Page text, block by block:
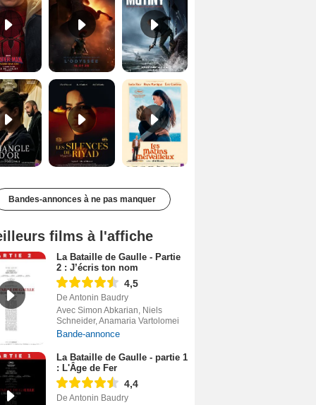
Les Silences de Riyad Bande-annonce VO STFR Les Matins merveilleux Bande-annonce VF
Bandes-annonces à ne pas manquer
films à l'affiche
La Bataille de Gaulle - Partie
2 : J’écris ton nom
4,5
De Antonin Baudry
Avec Simon Abkarian, Niels
Schneider, Anamaria Vartolomei
Bande-annonce
La Bataille de Gaulle - partie 1
: L'Âge de Fer
4,4
De Antonin Baudry